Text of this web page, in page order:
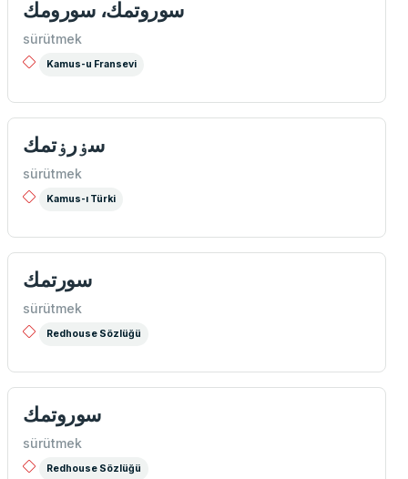
سوروتمك، سورومك
sürütmek
Kamus-u Fransevi
سۏرۏتمك
sürütmek
Kamus-ı Türki
سورتمك
sürütmek
Redhouse Sözlüğü
سوروتمك
sürütmek
Redhouse Sözlüğü